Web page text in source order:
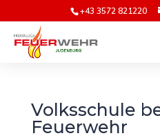
+43 3572 821220
Volksschule
Feuerwehr